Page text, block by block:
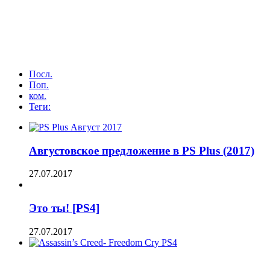
Посл.
Поп.
ком.
Теги:
Августовское предложение в PS Plus (2017)
27.07.2017
Это ты! [PS4]
27.07.2017